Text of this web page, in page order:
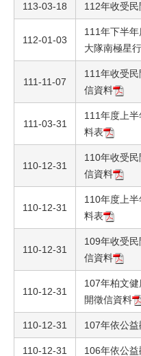
113-03-18 112年收受
112-01-03
111年下半
大隊南極星
111-11-07
111年收受
信資料
111-03-31
111年度上
料表
110-12-31
110年收受
信資料
110-12-31
110年度上
料表
110-12-31
109年收受
信資料
110-12-31
107年柏文
開徵信資料
110-12-31 107年依公
110-12-31 106年依公